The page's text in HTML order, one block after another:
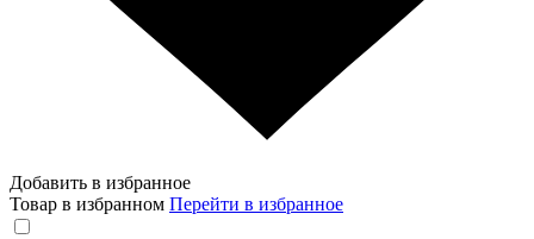
Добавить в избранное
Товар в избранном Перейти в избранное